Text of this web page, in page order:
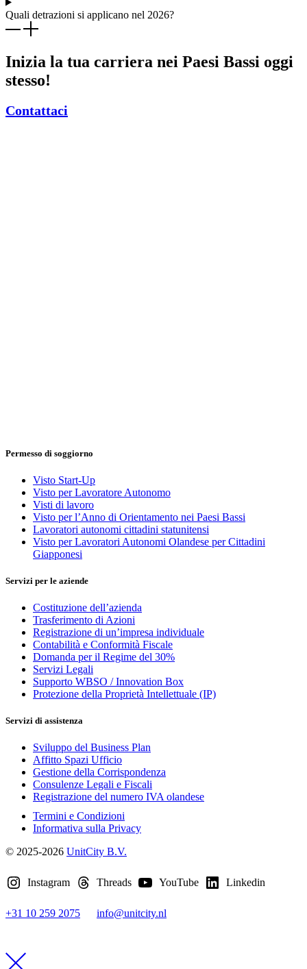
Quali detrazioni si applicano nel 2026?
Inizia la tua carriera nei Paesi Bassi oggi
stesso!
Contattaci
Permesso di soggiorno
Visto Start-Up
Visto per Lavoratore Autonomo
Visti di lavoro
Visto per l’Anno di Orientamento nei Paesi Bassi
Lavoratori autonomi cittadini statunitensi
Visto per Lavoratori Autonomi Olandese per Cittadini
Giapponesi
Servizi per le aziende
Costituzione dell’azienda
Trasferimento di Azioni
Registrazione di un’impresa individuale
Contabilità e Conformità Fiscale
Domanda per il Regime del 30%
Servizi Legali
Supporto WBSO / Innovation Box
Protezione della Proprietà Intellettuale (IP)
Servizi di assistenza
Sviluppo del Business Plan
Affitto Spazi Ufficio
Gestione della Corrispondenza
Consulenze Legali e Fiscali
Registrazione del numero IVA olandese
Termini e Condizioni
Informativa sulla Privacy
© 2025-2026 UnitCity B.V.
Instagram Threads YouTube Linkedin
+31 10 259 2075 info@unitcity.nl